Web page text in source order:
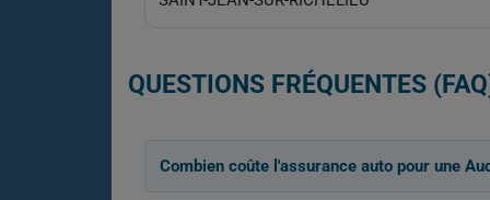
QUESTIONS FRÉQUENTES
Combien coûte l'assurance auto pour une